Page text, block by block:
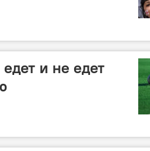
и не едет